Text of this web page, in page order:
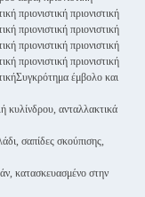
πριονιστική πριονιστική
πριονιστική πριονιστική
πριονιστική πριονιστική
πριονιστική πριονιστική
έμβολο και
κυλίνδρου, ανταλλακτικά
σαπίδες σκούπισης,
κατασκευασμένο στην